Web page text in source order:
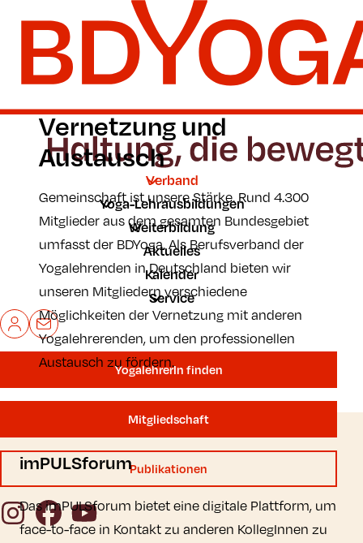
Zum Hauptinhalt der Seite springen
Zur Startseite navigieren
Verband
Yoga-Lehrausbildungen
Weiterbildung
Aktuelles
Kalender
Service
Mein BDYoga
Kontakt
YogalehrerIn finden
Mitgliedschaft
Publikationen
InstagramFacebookYouTube
Vernetzung und
Austausch
Gemeinschaft ist unsere Stärke. Rund 4.300
Mitglieder aus dem gesamten Bundesgebiet
umfasst der BDYoga. Als Berufsverband der
Yogalehrenden in Deutschland bieten wir
unseren Mitgliedern verschiedene
Möglichkeiten der Vernetzung mit anderen
Yogalehrerenden, um den professionellen
Austausch zu fördern.
imPULSforum
Das imPULSforum bietet eine digitale Plattform, um
face-to-face in Kontakt zu anderen KollegInnen zu